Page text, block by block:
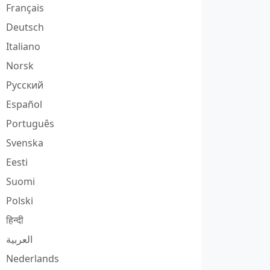
Français
Deutsch
Italiano
Norsk
Русский
Español
Português
Svenska
Eesti
Suomi
Polski
हिन्दी
العربية
Nederlands